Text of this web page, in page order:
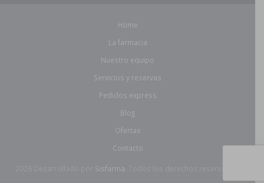
Home
La farmacia
Nuestro equipo
Servicios y reservas
Pedidos express
Blog
Ofertas
Contacto
Sisfarma.